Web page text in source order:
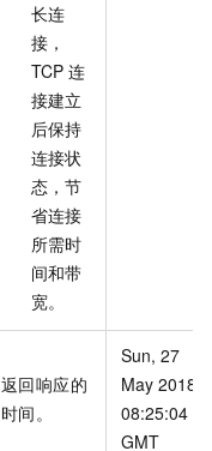
长连
接，
TCP 连
接建立
后保持
连接状
态，节
省连接
所需时
间和带
宽。
返回响应的
时间。
Sun, 27
May 2018
08:25:04
GMT